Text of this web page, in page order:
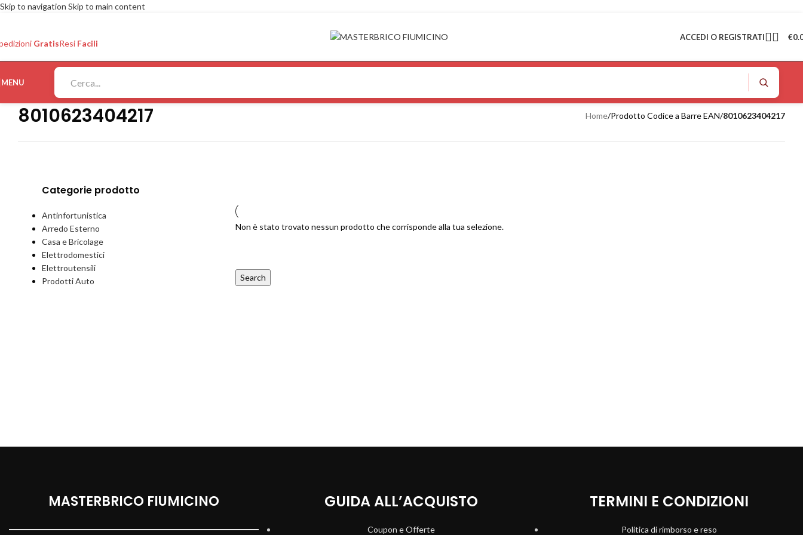
Skip to navigation Skip to main content
GratisResi Facili
ACCEDI O REGISTRATI €
MENU
8010623404217 Home/Prodotto Codice a Barre EAN/8010623404217
Categorie prodotto
Antinfortunistica
Arredo Esterno
Casa e Bricolage
Elettrodomestici
Elettroutensili
Prodotti Auto
Non è stato trovato nessun prodotto che corrisponde alla tua selezione.
Search
MASTERBRICO FIUMICINO GUIDA ALL’ACQUISTO
Coupon e Offerte
TERMINI E CONDIZIONI
Politica di rimborso e reso